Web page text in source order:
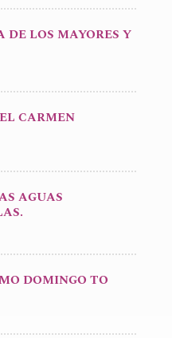
DE LOS MAYORES Y
CARMEN
AGUAS
DOMINGO TO